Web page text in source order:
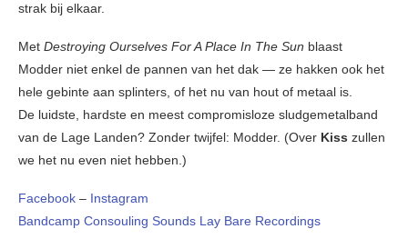
strak bij elkaar.
Met Destroying Ourselves For A Place In The Sun blaast
Modder niet enkel de pannen van het dak — ze hakken ook het
hele gebinte aan splinters, of het nu van hout of metaal is.
De luidste, hardste en meest compromisloze sludgemetalband
van de Lage Landen? Zonder twijfel: Modder. (Over Kiss zullen
we het nu even niet hebben.)
Facebook – Instagram
Bandcamp Consouling Sounds Lay Bare Recordings